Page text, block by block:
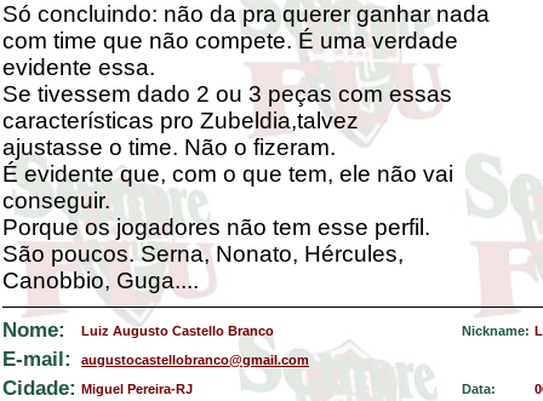
Só concluindo: não da pra querer ganhar nada
com time que não compete. É uma verdade
evidente essa.
Se tivessem dado 2 ou 3 peças com essas
características pro Zubeldia,talvez
ajustasse o time. Não o fizeram.
É evidente que, com o que tem, ele não vai
conseguir.
Porque os jogadores não tem esse perfil.
São poucos. Serna, Nonato, Hércules,
Canobbio, Guga....
Nome: Luiz Augusto Castello Branco Nickname:
E-mail: augustocastellobranco@gmail.com
Cidade: Miguel Pereira-RJ Data: